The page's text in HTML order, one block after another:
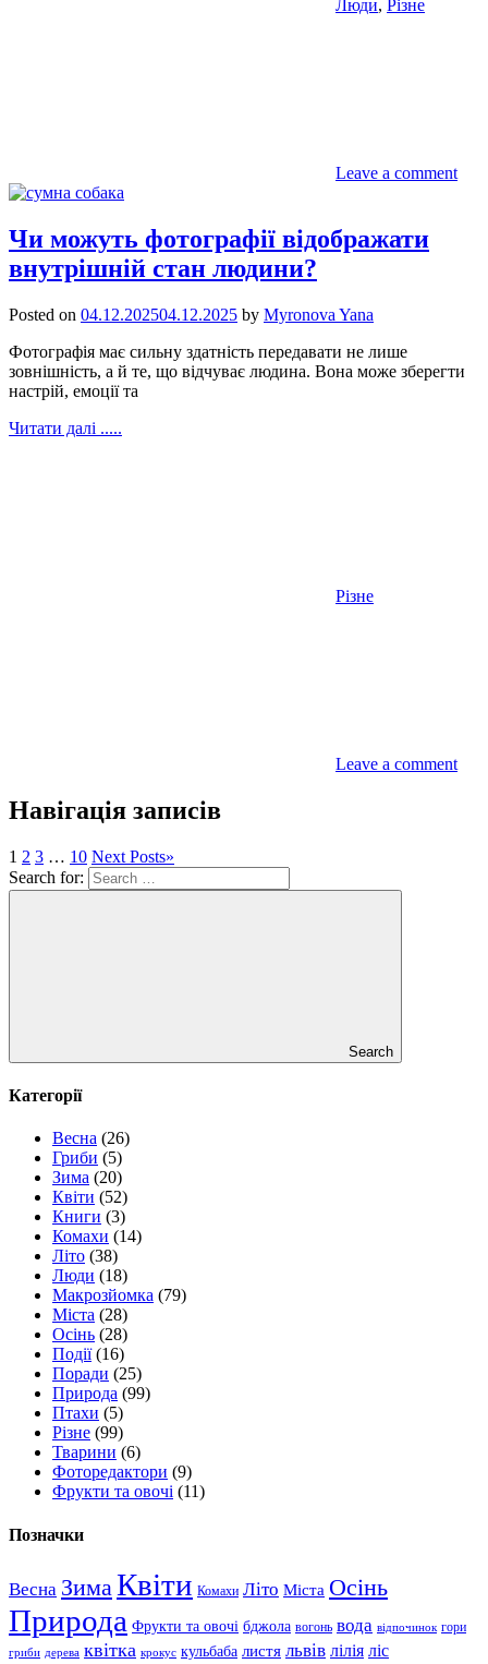
Люди, Різне
Leave a comment
Чи можуть фотографії відображати
внутрішній стан людини?
Posted on 04.12.202504.12.2025 by Myronova Yana
Фотографія має сильну здатність передавати не лише
зовнішність, а й те, що відчуває людина. Вона може зберегти
настрій, емоції та
Читати далі .....
Різне
Leave a comment
Навігація записів
1 2 3 … 10 Next Posts»
Search for:
Search
Категорії
Весна (26)
Гриби (5)
Зима (20)
Квіти (52)
Книги (3)
Комахи (14)
Літо (38)
Люди (18)
Макрозйомка (79)
Міста (28)
Осінь (28)
Події(16)
Поради (25)
Природа (99)
Птахи (5)
Різне (99)
Тварини (6)
Фоторедактори (9)
Фрукти та овочі (11)
Позначки
Весна ЗимаКвіти Комахи Літо Міста Осінь
Природа Фрукти та овочі бджола вогонь вода відпочинок гори
гриби дерева квітка крокус кульбаба листя львів лілія ліс